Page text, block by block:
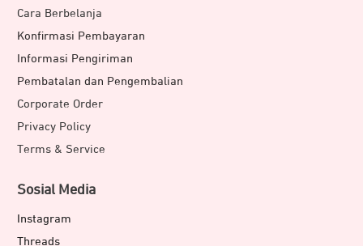
Cara Berbelanja
Konfirmasi Pembayaran
Informasi Pengiriman
Pembatalan dan Pengembalian
Corporate Order
Privacy Policy
Terms & Service
Sosial Media
Instagram
Threads